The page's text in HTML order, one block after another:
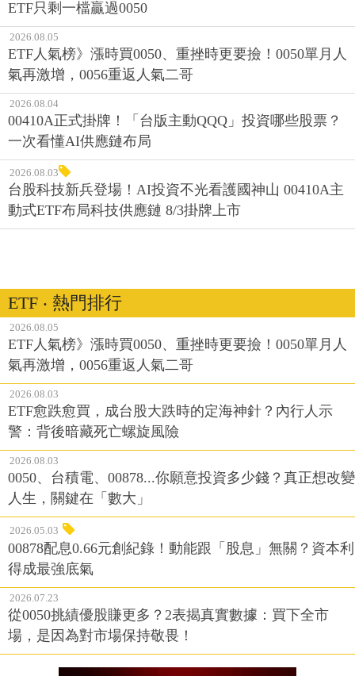
ETF只剩一檔贏過0050
2026.08.05
ETF人氣榜》漲時買0050、重挫時更要撿！0050單月人
氣再激增，0056重返人氣二哥
2026.08.04
00410A正式掛牌！「台版主動QQQ」投資哪些股票？
一次看懂AI供應鏈布局
2026.08.03
台股科技新兵登場！AI投資不光看護國神山 00410A主
動式ETF布局科技供應鏈 8/3掛牌上市
ETF ‧ 熱門排行
2026.08.05
ETF人氣榜》漲時買0050、重挫時更要撿！0050單月人
氣再激增，0056重返人氣二哥
2026.08.03
ETF愈跌愈買，成台股大跌時的定海神針？內行人示
警：背後暗藏死亡螺旋風險
2026.08.03
0050、台積電、00878...你願意投資多少錢？真正想改變
人生，關鍵在「數大」
2026.05.03
00878配息0.66元創紀錄！動能跟「股息」無關？資本利
得成最強底氣
2026.07.23
從0050挑績優股賺更多？2表揭真實數據：買下全市
場，是因為對市場保持敬畏！